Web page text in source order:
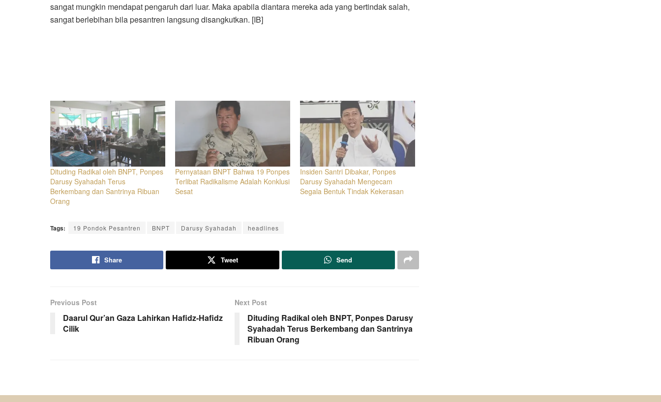
sangat mungkin mendapat pengaruh dari luar. Maka apabila diantara mereka ada yang bertindak salah,
sangat berlebihan bila pesantren langsung disangkutkan. [IB]
Dituding Radikal oleh BNPT, Ponpes
Darusy Syahadah Terus
Berkembang dan Santrinya Ribuan
Orang
Pernyataan BNPT Bahwa 19 Ponpes
Terlibat Radikalisme Adalah Konklusi
Sesat
Insiden Santri Dibakar, Ponpes
Darusy Syahadah Mengecam
Segala Bentuk Tindak Kekerasan
Tags: 19 Pondok Pesantren BNPT Darusy Syahadah headlines
Share Tweet Send
Previous Post
Daarul Qur’an Gaza Lahirkan Hafidz-Hafidz
Cilik
Next Post
Dituding Radikal oleh BNPT, Ponpes Darusy
Syahadah Terus Berkembang dan Santrinya
Ribuan Orang